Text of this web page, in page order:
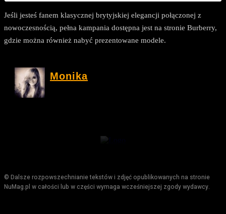
Jeśli jesteś fanem klasycznej brytyjskiej elegancji połączonej z
nowoczesnością, pełna kampania dostępna jest na stronie Burberry,
gdzie można również nabyć prezentowane modele.
Monika
© Dalsze rozpowszechnianie tekstów i zdjęć opublikowanych na stronie
NuMag.pl w całości lub w części wymaga wcześniejszej zgody wydawcy.